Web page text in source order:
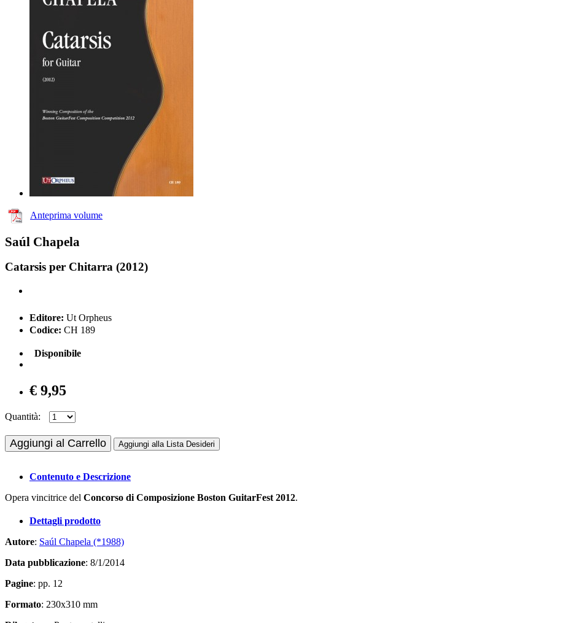
Anteprima volume
Saúl Chapela
Catarsis per Chitarra (2012)
Editore: Ut Orpheus
Codice: CH 189
Disponibile
€ 9,95
Quantità:
Aggiungi al Carrello Aggiungi alla Lista Desideri
Contenuto e Descrizione
Opera vincitrice del Concorso di Composizione Boston GuitarFest 2012.
Dettagli prodotto
Autore: Saúl Chapela (*1988)
Data pubblicazione: 8/1/2014
Pagine: pp. 12
Formato: 230x310 mm